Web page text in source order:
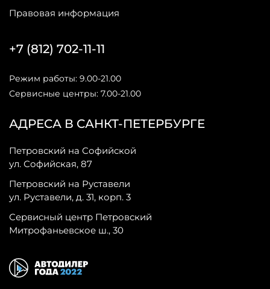
Правовая информация
АДРЕСА В САНКТ-ПЕТЕРБУРГЕ
Петровский на Софийской
ул. Софийская, 87
Петровский на Руставели
ул. Руставели, д. 31, корп. 3
Сервисный центр Петровский
Митрофаньевское ш., 30
+7 (812) 702-11-11
Режим работы: 9.00-21.00
Сервисные центры: 7.00-21.00